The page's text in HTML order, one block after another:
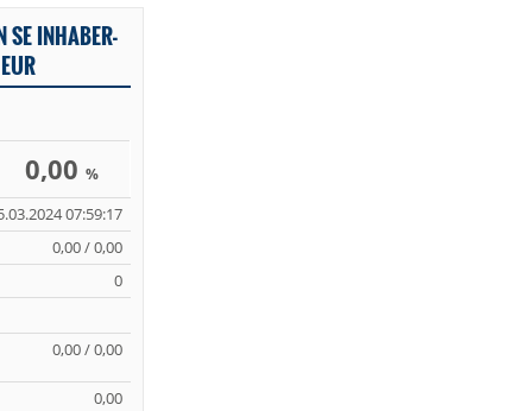
SE INHABER-
0,00%
07:59:17
0,00 / 0,00
0
0,00 / 0,00
0,00